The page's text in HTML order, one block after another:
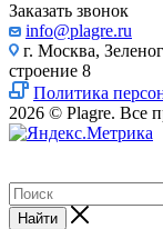
Заказать звонок
info@plagre.ru
г. Москва,
строение 8
Политика
2026 © Plagre. Все
Найти